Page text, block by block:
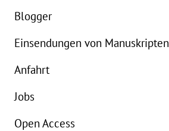
Blogger
Einsendungen von Manuskripten
Anfahrt
Jobs
Open Access